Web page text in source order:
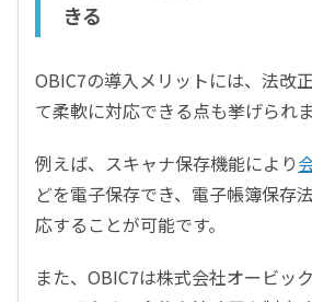
きる
OBIC7の導入メリットには、法改
て柔軟に対応できる点も挙げられま
例えば、スキャナ保存機能により
どを電子保存でき、電子帳簿保存
応することが可能です。
また、OBIC7は株式会社オービッ